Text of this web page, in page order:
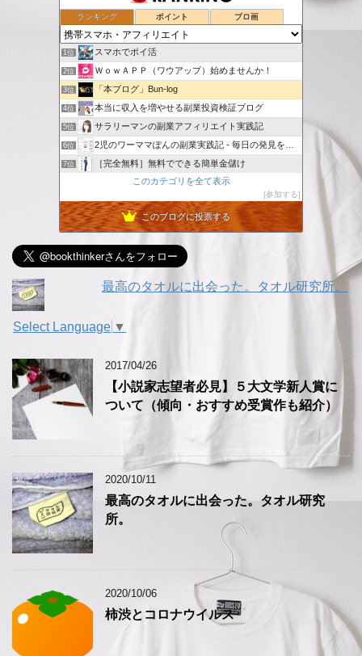
ランキング ポイント ブロ画
1位 スマホでポイ活
2位 ＷｏｗＡＰＰ（ワウアップ）始めませんか！
3位 「本ブログ」Bun-log
4位 本当に収入を増やせる副業投資検証ブログ
5位 サラリーマンの副業アフィリエイト実践記
6位 2児のワーママぽんの副業実践記 - 毎日の発見を記録していく
7位 ［完全無料］無料でできる簡単金儲け
投げやリーマンのアフィリエイトな日々
9位 KOKOブログ
10位 崖っぷち母ちゃんのアフィリエイト挑戦日記！！
12位 「アフィリエイトで稼げない」は卒業！本気で稼ぐための再入門
おかねラボ - お金っておもしろい★学べるお金の勉強ブログ
このカテゴリを全て表示
参加する
このブログに投票する
最高のタオルに出会った。タオル研究所。
Select Language ▼
2017/04/26
【小説家志望者必見】５大文学新人賞に
ついて（傾向・おすすめ受賞作も紹介）
2020/10/11
最高のタオルに出会った。タオル研究
所。
2020/10/06
柿渋とコロナウイルス